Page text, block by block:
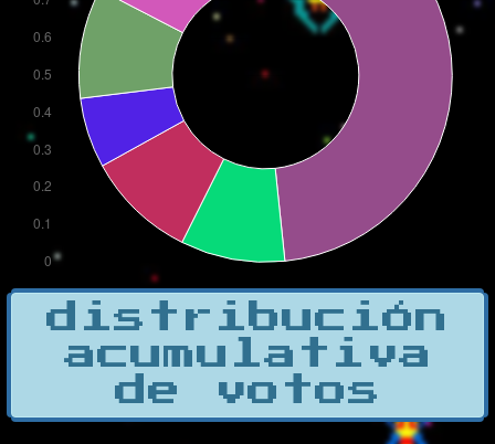
distribución
acumulativa
de votos